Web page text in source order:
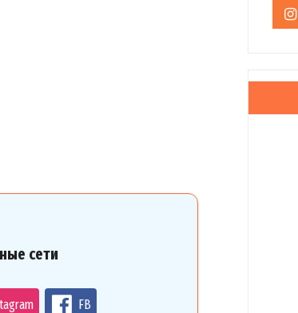
сети
FB